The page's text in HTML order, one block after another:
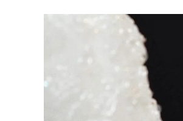
POKRZYWDZONYCH
SPRAWY KARNE NIELETNICH
POSTĘPOWANIE WYKONAWCZE